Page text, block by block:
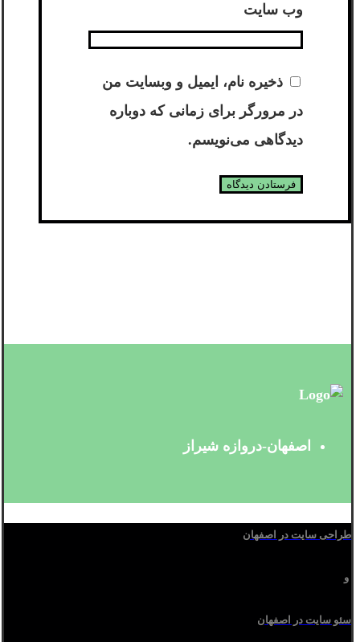
وب‌ سایت
ذخیره نام، ایمیل و وبسایت من
در مرورگر برای زمانی که دوباره
دیدگاهی می‌نویسم.
اصفهان-دروازه شیراز
طراحی سایت در اصفهان
و
سئو سایت در اصفهان